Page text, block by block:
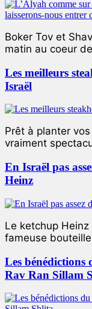
Boker Tov et
matin au coeur
Les meilleurs
Israël
Prêt à planter
vraiment
En Israël pas
Heinz
Le ketchup
fameuse
Les bénédictions
Rav Ran Sillam